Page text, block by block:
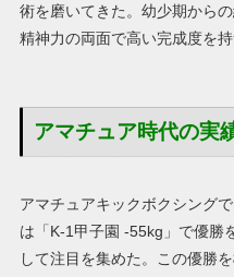
術を磨いてきた。幼少期から
精神力の両面で高い完成度を
アマチュア時代の実
アマチュアキックボクシング
は「K-1甲子園 -55kg」で優勝
して注目を集めた。この優勝